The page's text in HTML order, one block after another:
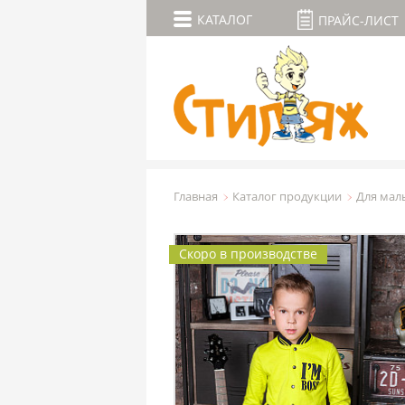
КАТАЛОГ ПРАЙС-ЛИСТ
Главная Каталог продукции Для
Скоро в производстве